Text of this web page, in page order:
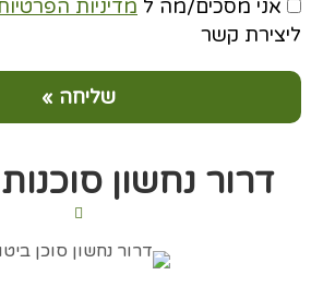
אני מסכים/מה ל מדיניות
ליצירת קשר
דרור נחשון